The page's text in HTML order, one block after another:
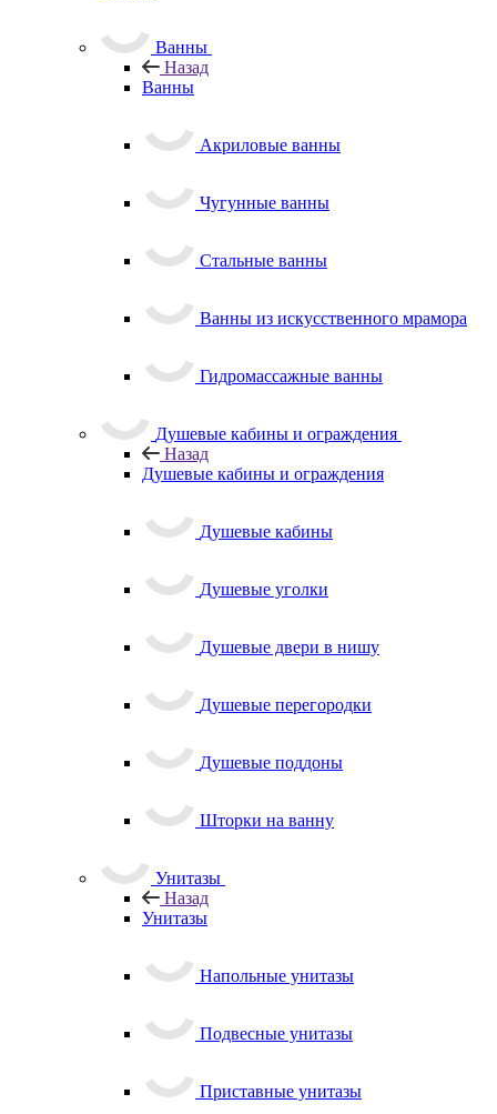
Ванны
Назад
Ванны
Акриловые ванны
Чугунные ванны
Стальные ванны
Ванны из искусственного мрамора
Гидромассажные ванны
Душевые кабины и ограждения
Назад
Душевые кабины и ограждения
Душевые кабины
Душевые уголки
Душевые двери в нишу
Душевые перегородки
Душевые поддоны
Шторки на ванну
Унитазы
Назад
Унитазы
Напольные унитазы
Подвесные унитазы
Приставные унитазы